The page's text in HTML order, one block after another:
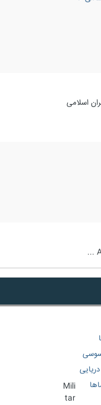
اسلامی
Mili
tar